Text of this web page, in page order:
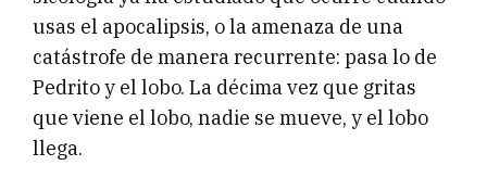
usas el apocalipsis, o la amenaza de una
catástrofe de manera recurrente: pasa lo de
Pedrito y el lobo. La décima vez que gritas
que viene el lobo, nadie se mueve, y el lobo
llega.